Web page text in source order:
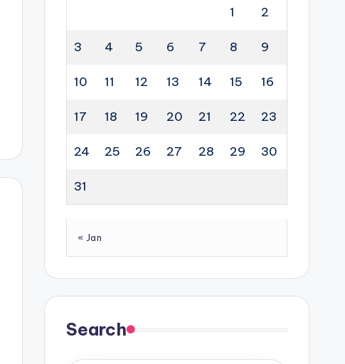
1 2
3 4 5 6 7 8 9
10 11 12 13 14 15 16
17 18 19 20 21 22 23
24 25 26 27 28 29 30
31
« Jan
Search